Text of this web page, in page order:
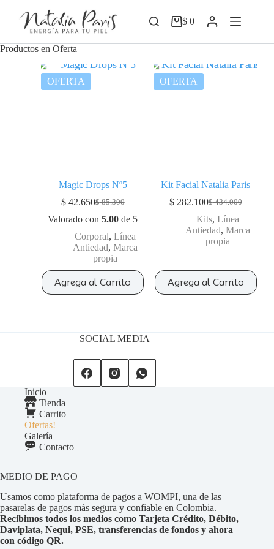
contenido
Carro
$ 0
Productos en Oferta
OFERTA
Magic Drops Nº5
$85.300
El
precio
era:
$ 85.300.
$42.650El
precio
es:
$ 42.650.
Valorado con5.00 de 5
Corporal, Línea
Antiedad, Marca
propia
Agrega al Carrito
OFERTA
Kit Facial Natalia Paris
$434.000
El
precio
original
era:
$282.100El
precio
actual
es:
Kits,Línea
Antiedad,Marca
propia
Agrega al Carrito
SOCIAL MEDIA
Inicio
Tienda
Carrito
Ofertas!
Galería
Contacto
MEDIO DE PAGO
Usamos como plataforma de pagos a WOMPI, una de las
pasarelas de pagos más segura y confiable en Colombia.
Recibimos todos los medios como Tarjeta Crédito, Débito,
Daviplata, Nequi, PSE, transferencias de fondos y ahora
con código QR.